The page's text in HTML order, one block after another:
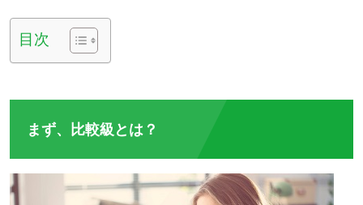
目次
まず、比較級とは？